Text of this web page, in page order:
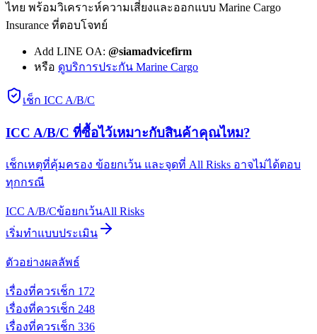
ไทย พร้อมวิเคราะห์ความเสี่ยงและออกแบบ Marine Cargo
Insurance ที่ตอบโจทย์
Add LINE OA: @siamadvicefirm
หรือ ดูบริการประกัน Marine Cargo
เช็ก ICC A/B/C
ICC A/B/C ที่ซื้อไว้เหมาะกับสินค้าคุณไหม?
เช็กเหตุที่คุ้มครอง ข้อยกเว้น และจุดที่ All Risks อาจไม่ได้ตอบ
ทุกกรณี
ICC A/B/Cข้อยกเว้นAll Risks
เริ่มทำแบบประเมิน
ตัวอย่างผลลัพธ์
เรื่องที่ควรเช็ก 1 72
เรื่องที่ควรเช็ก 248
เรื่องที่ควรเช็ก 336